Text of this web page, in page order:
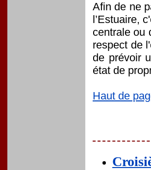
Afin de ne
l’Estuaire,
centrale ou
respect de
de prévoir
état de
Haut de